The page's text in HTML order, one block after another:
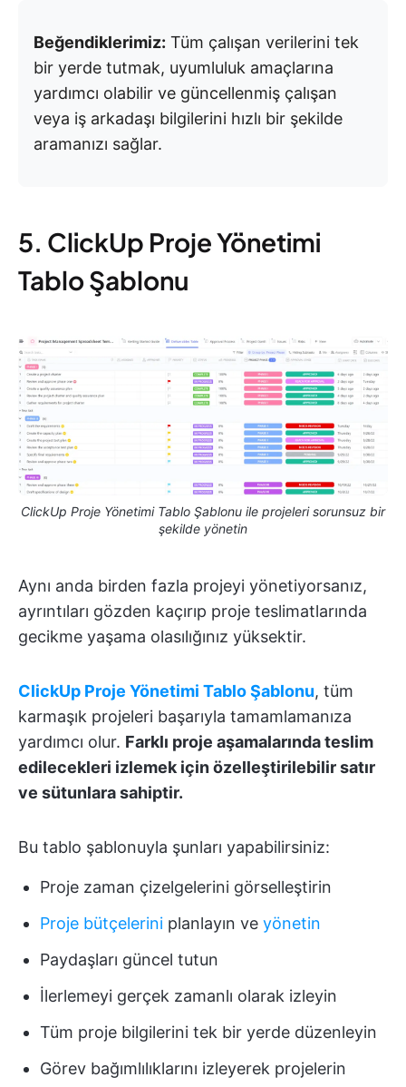
Beğendiklerimiz: Tüm çalışan verilerini tek
bir yerde tutmak, uyumluluk amaçlarına
yardımcı olabilir ve güncellenmiş çalışan
veya iş arkadaşı bilgilerini hızlı bir şekilde
aramanızı sağlar.
5. ClickUp Proje Yönetimi
Tablo Şablonu
ClickUp Proje Yönetimi Tablo Şablonu ile projeleri sorunsuz bir
şekilde yönetin
Aynı anda birden fazla projeyi yönetiyorsanız,
ayrıntıları gözden kaçırıp proje teslimatlarında
gecikme yaşama olasılığınız yüksektir.
ClickUp Proje Yönetimi Tablo Şablonu, tüm
karmaşık projeleri başarıyla tamamlamanıza
yardımcı olur. Farklı proje aşamalarında teslim
edilecekleri izlemek için özelleştirilebilir satır
ve sütunlara sahiptir.
Bu tablo şablonuyla şunları yapabilirsiniz:
Proje zaman çizelgelerini görselleştirin
Proje bütçelerini planlayın ve yönetin
Paydaşları güncel tutun
İlerlemeyi gerçek zamanlı olarak izleyin
Tüm proje bilgilerini tek bir yerde düzenleyin
Görev bağımlılıklarını izleyerek projelerin